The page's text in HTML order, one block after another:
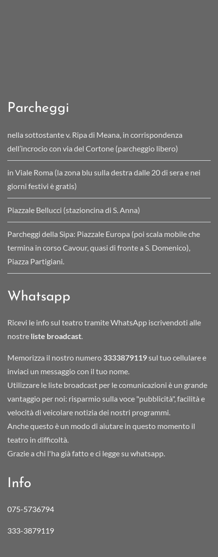
Parcheggi
nella sottostante v. Ripa di Meana, in corrispondenza
dell’incrocio con via del Cortone (parcheggio libero)
in Viale Roma (la zona blu sulla destra dalle 20 di sera e nei
giorni festivi è gratis)
Piazzale Bellucci (stazioncina di S. Anna)
Parcheggi della Sipa: Piazzale Europa (poi scala mobile che
termina in corso Cavour, quasi di fronte a S. Domenico),
Piazza Partigiani.
Whatsapp
Ricevi le info sul teatro tramite WhatsApp iscrivendoti alle
nostre liste broadcast.
Memorizza il nostro numero 3333879119sul tuo cellulare e
inviaci un messaggio con il tuo nome.
Utilizzare le liste broadcast per le comunicazioni è un grande
vantaggio per noi: risparmio sulla voce "pubblicità", facilità e
velocità di veicolare notizia dei nostri programmi.
Anche questo è un modo di aiutare in questo momento il
teatro in difficoltà.
Grazie a chi l'ha già fatto e ci legge su whatsapp.
Info
075-5736794
333-3879119